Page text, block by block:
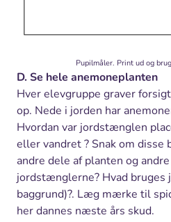
Pupilmåler. Print ud og
D. Se hele anemoneplanten
Hver elevgruppe graver
op. Nede i jorden har
Hvordan var jordstænglen
eller vandret ? Snak om
andre dele af planten og
jordstænglerne? Hvad
baggrund)?. Læg mærke til
her dannes næste års skud.